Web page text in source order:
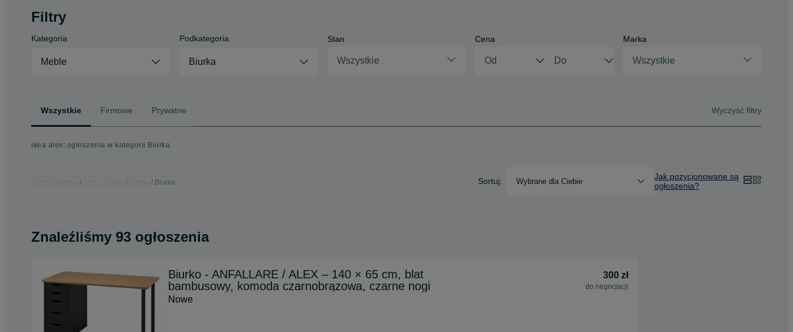
Filtry
Kategoria
Meble
Podkategoria
Biurka
Stan
Wszystkie
Cena Marka
Wszystkie
Wszystkie Firmowe Prywatne Wyczyść filtry
ikea alex: ogłoszenia w kategorii Biurka
Biurka Sortuj: Wybrane dla Ciebie
Jak pozycjonowane są
ogłoszenia?
Znaleźliśmy 93 ogłoszenia
Biurko - ANFALLARE / ALEX – 140 × 65 cm, blat
bambusowy, komoda czarnobrązowa, czarne nogi
300 zł
do negocjacji
Nowe